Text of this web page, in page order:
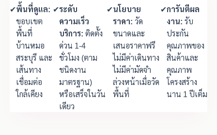
✔พื้นที่ดูแล:
ขอบเขต
พื้นที่
บ้านหมอ
สระบุรี และ
เส้นทาง
เชื่อมต่อ
ใกล้เคียง
✔ระดับ
ความเร็ว
บริการ: ติดตั้ง
ด่วน 1-4
ชั่วโมง (ตาม
ชนิดงาน
มาตรฐาน)
หรือเสร็จในวัน
เดียว
✔นโยบาย
ราคา: วัด
ขนาดและ
เสนอราคาฟรี
ไม่มีค่าเดินทาง
ไม่มีค่ามัดจำ
ล่วงหน้าเมื่อวัด
พื้นที่
✔การันตีผล
งาน: รับ
ประกัน
คุณภาพของ
สินค้าและ
คุณภาพ
โครงสร้าง
นาน 1 ปีเต็ม